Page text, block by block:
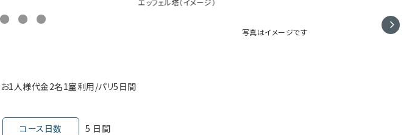
凱旋門（イメージ）
写真はイメージです
1人様代金2名1室利用 パリ5日間
コース日数 5 日間